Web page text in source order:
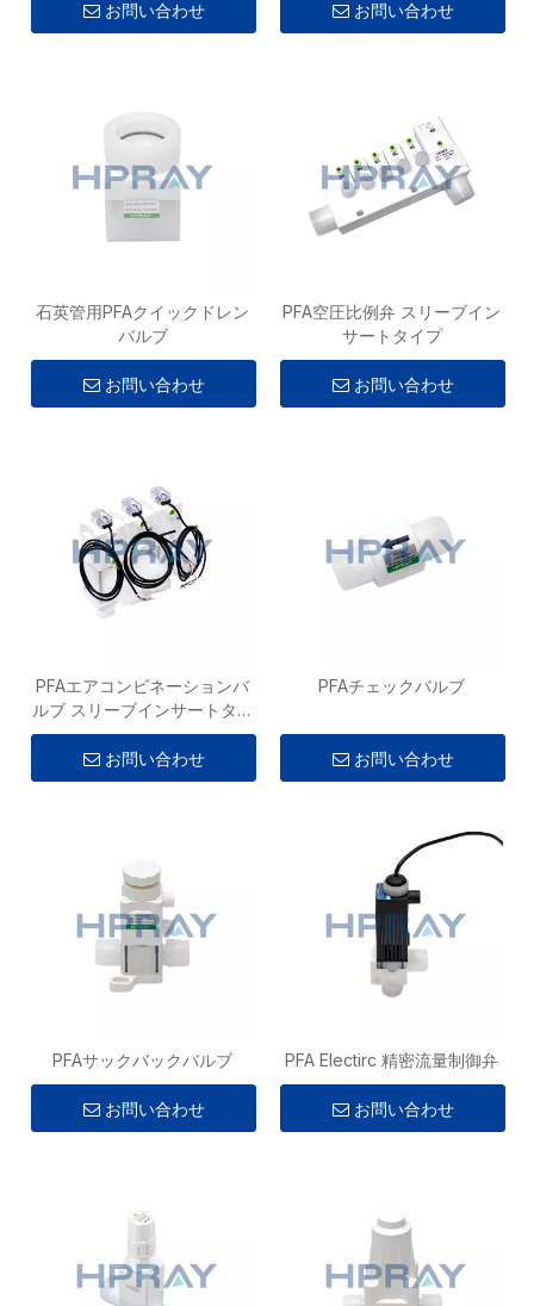
お問い合わせ お問い合わせ
石英管用PFAクイックドレン
バルブ
お問い合わせ
PFA空圧比例弁 スリーブイン
サートタイプ
お問い合わせ
PFAエアコンビネーションバ
ルブ スリーブインサートタイ
プ
お問い合わせ
PFAチェックバルブ
お問い合わせ
PFAサックバックバルブ
お問い合わせ
PFA Electirc 精密流量制御弁
お問い合わせ